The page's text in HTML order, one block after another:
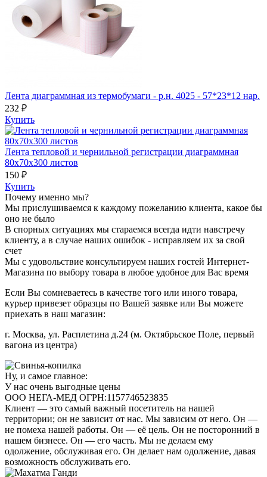
Лента диаграммная из термобумаги - р.н. 4025 - 57*23*12 нар.
232 ₽
Купить
Лента тепловой и чернильной регистрации диаграммная
80х70х300 листов
150 ₽
Купить
Почему именно мы?
Мы прислушиваемся к каждому пожеланию клиента, какое бы
оно не было
В спорных ситуациях мы стараемся всегда идти навстречу
клиенту, а в случае наших ошибок - исправляем их за свой
счет
Мы с удовольствие консультируем наших гостей Интернет-
Магазина по выбору товара в любое удобное для Вас время
Если Вы сомневаетесь в качестве того или иного товара,
курьер привезет образцы по Вашей заявке или Вы можете
приехать в наш магазин:
г. Москва, ул. Расплетина д.24 (м. Октябрьское Поле, первый
вагона из центра)
Ну, и самое главное:
У нас очень выгодные цены
ООО НЕГА-МЕД ОГРН:1157746523835
Клиент — это самый важный посетитель на нашей
территории; он не зависит от нас. Мы зависим от него. Он —
не помеха нашей работы. Он — её цель. Он не посторонний в
нашем бизнесе. Он — его часть. Мы не делаем ему
одолжение, обслуживая его. Он делает нам одолжение, давая
возможность обслуживать его.